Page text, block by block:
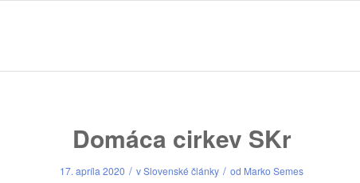
Domáca cirkev SKr
17. apríla 2020 / vSlovenské články / od Marko Semes